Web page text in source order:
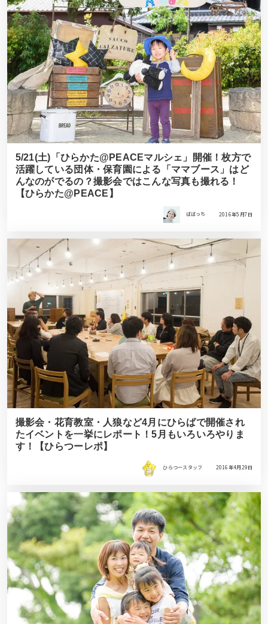
5/21(土)「ひらかた@PEACEマルシェ」開催！枚方で
活躍している団体・保育園による「ママブース」はど
んなのがでるの？撮影会ではこんな写真も撮れる！
【ひらかた@PEACE】
ばばっち 2016年5月7日
撮影会・花育教室・人狼など4月にひらばで開催され
たイベントを一挙にレポート！5月もいろいろやりま
す！【ひらつーレポ】
ひらつースタッフ 2016年4月29日